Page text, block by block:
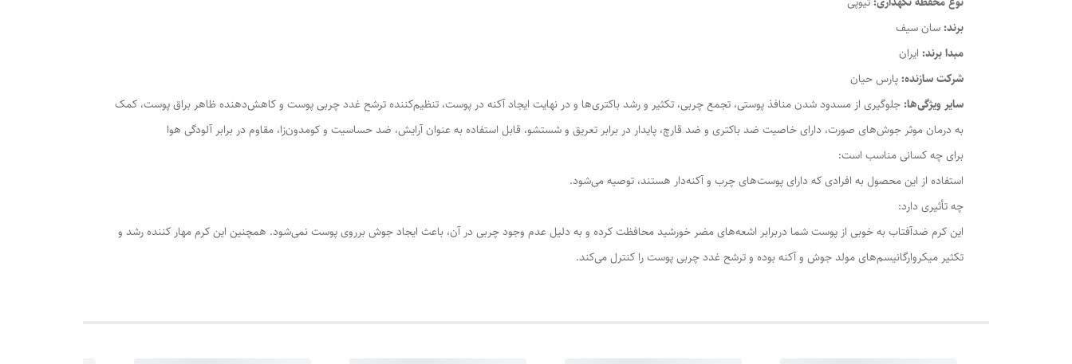
برند:سان سیف
مبدا برند: ایران
شرکت سازنده:پارس حیان
سایر ویژگی‌ها:جلوگیری از مسدود شدن منافذ پوستی، تجمع چربی، تکثیر و رشد باکتری‌ها و در نهایت ایجاد آکنه در پوست، تنظیم‌کننده ترشح غدد چربی پوست و کاهش‌دهنده ظاهر براق پوست، کمک
به درمان موثر جوش‌های صورت، دارای خاصیت ضد باکتری و ضد قارچ، پایدار در برابر تعریق و شستشو، قابل استفاده به عنوان آرایش، ضد حساسیت و کومدون‌زا، مقاوم در برابر آلودگی هوا
برای چه کسانی مناسب است:
استفاده از این محصول به افرادی که دارای پوست‌های چرب و آکنه‌دار هستند، توصیه می‌شود.
چه تأثیری دارد:
این کرم ضدآفتاب به خوبی از پوست شما دربرابر اشعه‌های مضر خورشید محافظت کرده و به دلیل عدم وجود چربی در آن، باعث ایجاد جوش برروی پوست نمی‌شود. همچنین این کرم مهار کننده رشد و
تکثیر میکروارگانیسم‌های مولد جوش و آکنه بوده و ترشح غدد چربی پوست را کنترل می‌کند.